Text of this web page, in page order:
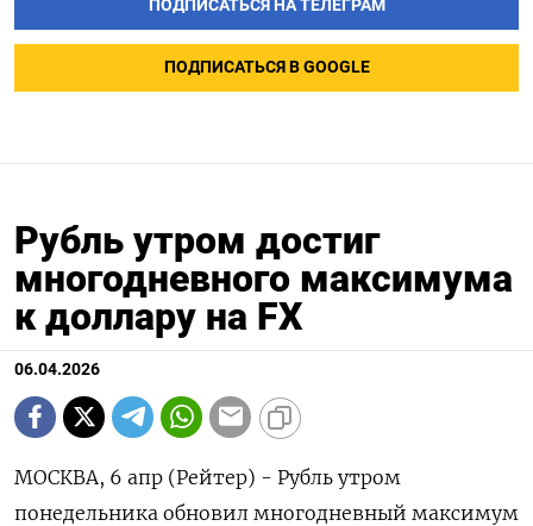
ПОДПИСАТЬСЯ НА ТЕЛЕГРАМ
ПОДПИСАТЬСЯ В GOOGLE
Рубль утром достиг
многодневного максимума
к доллару на FX
06.04.2026
МОСКВА, 6 апр (Рейтер) - Рубль утром
понедельника обновил многодневный максимум